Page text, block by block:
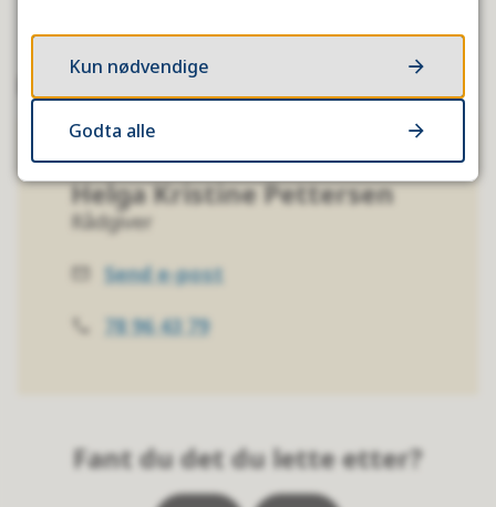
Kontakt
Helga Kristine Pettersen
Rådgiver
E-
post
Send e-post
Telefon
78 96 43 79
Fant du det du lette etter?
Kun nødvendige
Godta alle